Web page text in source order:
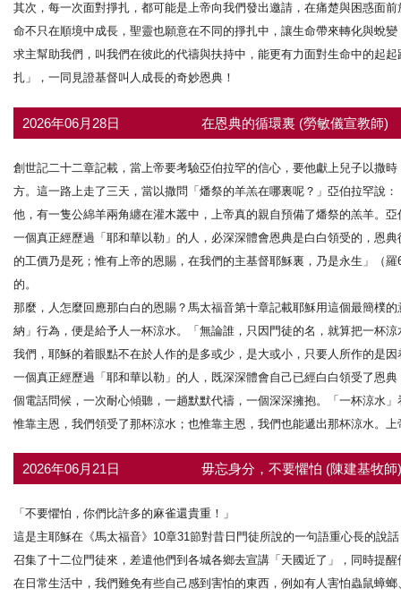
其次，每一次面對掙扎，都可能是上帝向我們發出邀請，在痛楚與困惑面
命不只在順境中成長，聖靈也願意在不同的掙扎中，讓生命帶來轉化與蛻
求主幫助我們，叫我們在彼此的代禱與扶持中，能更有力面對生命中的起
扎」，一同見證基督叫人成長的奇妙恩典！
2026年06月28日 在恩典的循環裏 (勞敏儀宣教師)
創世記二十二章記載，當上帝要考驗亞伯拉罕的信心，要他獻上兒子以撒
方。這一路上走了三天，當以撒問「燔祭的羊羔在哪裏呢？」亞伯拉罕說
他，有一隻公綿羊兩角纏在灌木叢中，上帝真的親自預備了燔祭的羔羊。
一個真正經歷過「耶和華以勒」的人，必深深體會恩典是白白領受的，恩
的工價乃是死；惟有上帝的恩賜，在我們的主基督耶穌裏，乃是永生」（
的。
那麼，人怎麼回應那白白的恩賜？馬太福音第十章記載耶穌用這個最簡樸
納」行為，便是給予人一杯涼水。「無論誰，只因門徒的名，就算把一杯
我們，耶穌的着眼點不在於人作的是多或少，是大或小，只要人所作的是
一個真正經歷過「耶和華以勒」的人，既深深體會自己已經白白領受了恩
個電話問候，一次耐心傾聽，一趟默默代禱，一個深深擁抱。「一杯涼水
惟靠主恩，我們領受了那杯涼水；也惟靠主恩，我們也能遞出那杯涼水。
2026年06月21日 毋忘身分，不要懼怕 (陳建基牧
「不要懼怕，你們比許多的麻雀還貴重！」
這是主耶穌在《馬太福音》10章31節對昔日門徒所說的一句語重心長的說
召集了十二位門徒來，差遣他們到各城各鄉去宣講「天國近了」，同時提
在日常生活中，我們難免有些自己感到害怕的東西，例如有人害怕蟲鼠蟑